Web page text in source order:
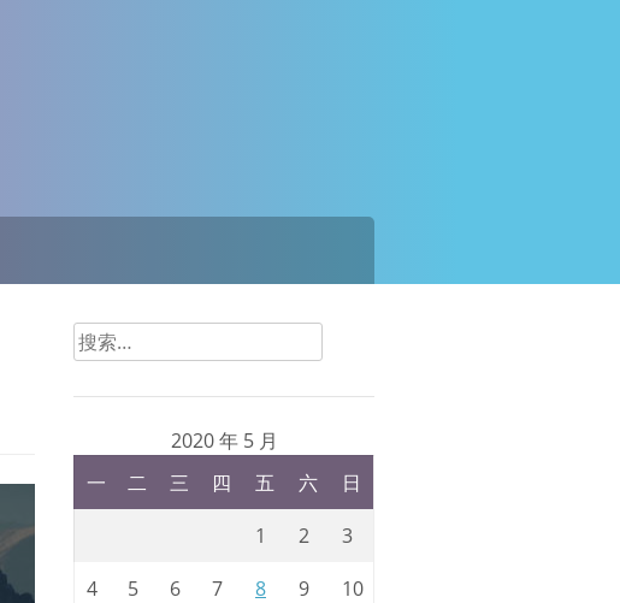
搜
索：
2020 年 5 月
一
二 三 四 五 六
日
1
2
3
4
5 6 7 8 9
10